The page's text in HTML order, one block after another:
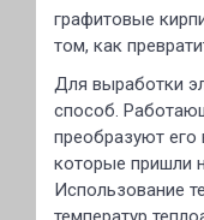
графитовые
том, как
Для выработки
способ.
преобразуют
которые пришли
Использование